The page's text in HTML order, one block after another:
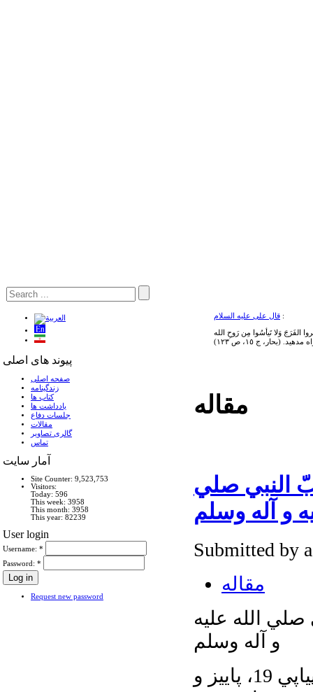
قال علی علیه السلام :
(بحار، ج ١٥، ص ١٢٣)
پیوند های اصلی
صفحه اصلی
زندگینامه
کتاب ها
يادداشت ها
جلسات دفاع
مقالات
گالری تصاویر
تماس
آمار سايت
Site Counter: 9,523,753
Visitors:
Today: 596
This week: 3958
This month: 3958
This year: 82239
User login
Username: *
Password: *
Request new password
مقاله
النبي صلي
و آله وسلم
Submitted by
مقاله
الله عليه
و آله وسلم
مجله قرآن شناخت . سال دهم، شماره دوم، پياپي 19، پاييز و